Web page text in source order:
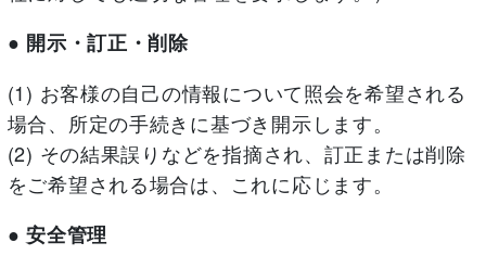
● 開示・訂正・削除
(1) お客様の自己の情報について照会を希望される
場合、所定の手続きに基づき開示します。
(2) その結果誤りなどを指摘され、訂正または削除
をご希望される場合は、これに応じます。
● 安全管理